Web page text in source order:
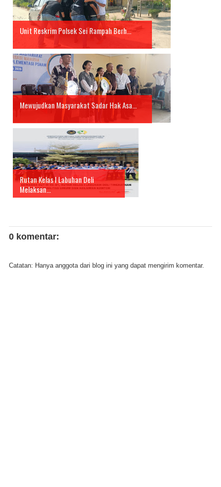
Unit Reskrim Polsek Sei Rampah Berh...
Mewujudkan Masyarakat Sadar Hak Asa...
Rutan Kelas I Labuhan Deli
Melaksan...
0 komentar:
Catatan: Hanya anggota dari blog ini yang dapat mengirim komentar.